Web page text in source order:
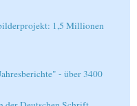
1,5 Millionen
- über 3400